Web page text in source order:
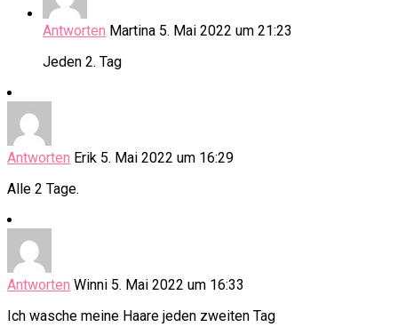
Antworten Martina 5. Mai 2022 um 21:23
Jeden 2. Tag
Antworten Erik 5. Mai 2022 um 16:29
Alle 2 Tage.
Antworten Winni 5. Mai 2022 um 16:33
Ich wasche meine Haare jeden zweiten Tag